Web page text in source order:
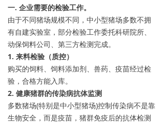
一. 企业需要的检验工作。
由于不同猪场规模不同，中小型猪场多数不拥
有自建实验室，部分检验工作委托科研院所、
动保饲料公司、第三方检测完成。
1. 来料检验（质控）
购买的饲料、饲料添加剂、兽药、疫苗经过检
验，合格方能入库。
2. 健康猪群的传染病抗体监测
多数猪场(特别是中小型猪场)控制传染病不是靠
生物安全，而是疫苗，猪群免疫后的抗体检测